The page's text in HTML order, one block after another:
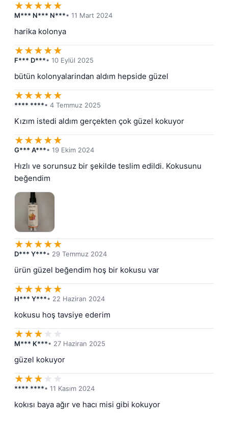
★★★★★
M*** N*** N***• 11 Mart 2024
harika kolonya
★★★★★
F*** D***• 10 Eylül 2025
bütün kolonyalarindan aldım hepside güzel
★★★★★
**** ****• 4 Temmuz 2025
Kızım istedi aldım gerçekten çok güzel kokuyor
★★★★★
G*** A***• 19 Ekim 2024
Hızlı ve sorunsuz bir şekilde teslim edildi. Kokusunu
beğendim
★★★★★
D*** Y***• 29 Temmuz 2024
ürün güzel beğendim hoş bir kokusu var
★★★★★
H*** Y***• 22 Haziran 2024
kokusu hoş tavsiye ederim
★★★ ★ ★
M*** K***• 27 Haziran 2025
güzel kokuyor
★★★ ★ ★
**** ****• 11 Kasım 2024
kokısı baya ağır ve hacı misi gibi kokuyor